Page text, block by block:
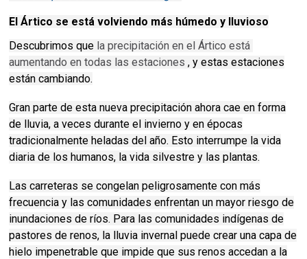
El Ártico se está volviendo más húmedo y lluvioso
Descubrimos que la precipitación en el Ártico está
aumentando en todas las estaciones , y estas estaciones
están cambiando.
Gran parte de esta nueva precipitación ahora cae en forma
de lluvia, a veces durante el invierno y en épocas
tradicionalmente heladas del año. Esto interrumpe la vida
diaria de los humanos, la vida silvestre y las plantas.
Las carreteras se congelan peligrosamente con más
frecuencia y las comunidades enfrentan un mayor riesgo de
inundaciones de ríos. Para las comunidades indígenas de
pastores de renos, la lluvia invernal puede crear una capa de
hielo impenetrable que impide que sus renos accedan a la